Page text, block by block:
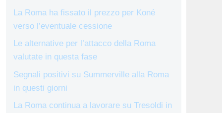
La Roma ha fissato il prezzo per Koné
verso l’eventuale cessione
Le alternative per l’attacco della Roma
valutate in questa fase
Segnali positivi su Summerville alla Roma
in questi giorni
La Roma continua a lavorare su Tresoldi in